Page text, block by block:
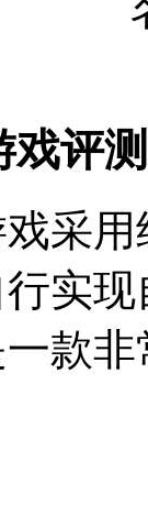
评测
采
实
款